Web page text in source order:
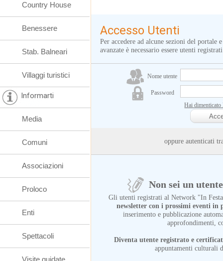
Accesso Utenti
Per accedere ad alcune sezioni del portale
avanzate è necessario essere utenti registrati
Nome utente
Password
Hai dimenticato
oppure autenticati
Non sei un
Gli utenti registrati al Network "In
newsletter con i prossimi eventi in
inserimento e pubblicazione
approfondimenti,
Diventa utente registrato e
appuntamenti culturali
Country House
Benessere
Stab. Balneari
Villaggi turistici
Informarti
Media
Comuni
Associazioni
Proloco
Enti
Spettacoli
Visite guidate